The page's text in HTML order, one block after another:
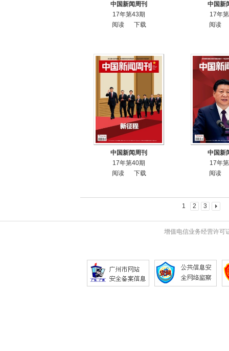
中国新闻周刊
17年第43期
阅读
下载
中国新
17年
阅读
中国新闻周刊
17年第40期
阅读
下载
中国新
17年
阅读
1 2 3
增值电信业务经营许